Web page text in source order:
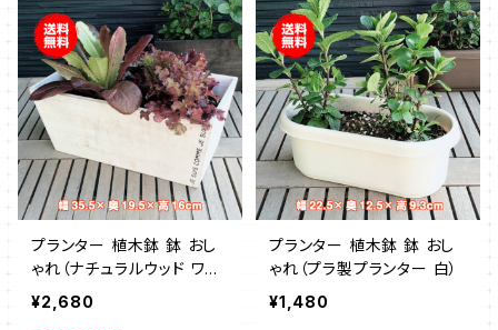
プランター 植木鉢 鉢 おし
ゃれ（ナチュラルウッド ワイ
ドスクエアL 白）
¥2,680
プランター 植木鉢 鉢 おし
ゃれ（プラ製プランター 白）
¥1,480